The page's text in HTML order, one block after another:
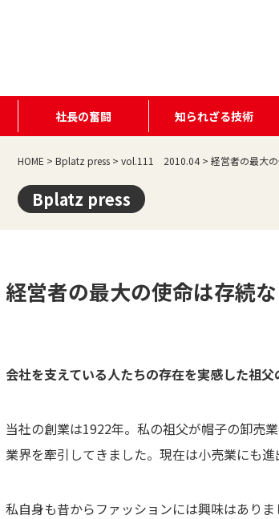
社長の奮闘 知られざる技術
HOME > Bplatz press > vol.111 2010.04> 経営者の最大
Bplatz press
経営者の最大の使命は存続な
会社を支えている人たちの存在を実感した祖父
当社の創業は1922年。私の祖父が帽子の卸売
業界を牽引してきました。現在は小売業にも
私自身も昔からファッションには興味はあり